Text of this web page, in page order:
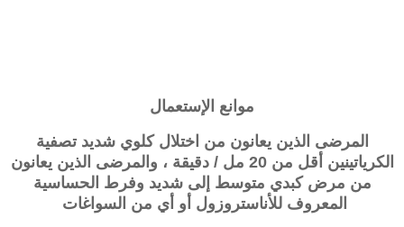
موانع الإستعمال
المرضى الذين يعانون من اختلال كلوي شديد تصفية
الكرياتينين أقل من 20 مل / دقيقة ، والمرضى الذين يعانون
من مرض كبدي متوسط ​​إلى شديد وفرط الحساسية
المعروف للأناستروزول أو أي من السواغات